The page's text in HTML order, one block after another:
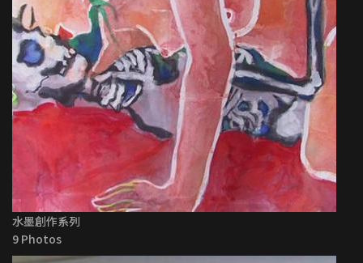
水墨創作系列
9 Photos